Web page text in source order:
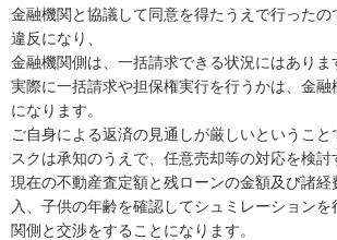
金融機関と協議して同意を得たうえで行ったの
違反になり、
金融機関側は、一括請求できる状況にはありま
実際に一括請求や担保権実行を行うかは、金
になります。
ご自身による返済の見通しが厳しいということ
スクは承知のうえで、任意売却等の対応を検討
現在の不動産査定額と残ローンの金額及び諸経
入、子供の年齢を確認してシュミレーション
関側と交渉をすることになります。